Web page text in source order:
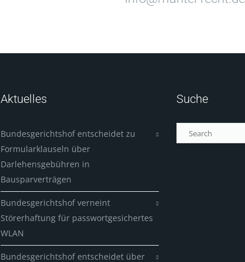
Aktuelles
Bundesgerichtshof entscheidet zu
Formularklauseln über
Darlehensgebühren in
Bausparverträgen
Bundesgerichtshof verneint
Störerhaftung für passwortgesichertes
WLAN
Bundesgerichtshof entscheidet über
Suche